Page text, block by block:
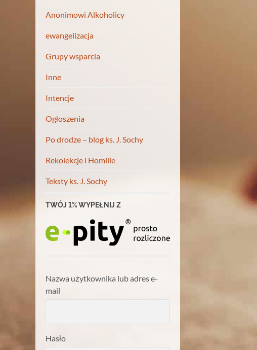
Anonimowi Alkoholicy
ewangelizacja
Grupy wsparcia
Inne
Intencje
Ogłoszenia
Po drodze – blog ks. J. Sochy
Rekolekcje i Homilie
Teksty ks. J. Sochy
TWÓJ 1% WYPEŁNIJ Z
Nazwa użytkownika lub adres e-
mail
Hasło